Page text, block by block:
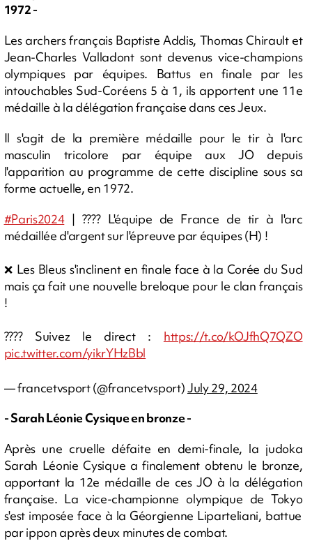
1972 -
Les archers français Baptiste Addis, Thomas Chirault et
Jean-Charles Valladont sont devenus vice-champions
olympiques par équipes. Battus en finale par les
intouchables Sud-Coréens 5 à 1, ils apportent une 11e
médaille à la délégation française dans ces Jeux.
Il s'agit de la première médaille pour le tir à l'arc
masculin tricolore par équipe aux JO depuis
l'apparition au programme de cette discipline sous sa
forme actuelle, en 1972.
#Paris2024| ???? L'équipe de France de tir à l'arc
médaillée d'argent sur l'épreuve par équipes (H) !
❌ Les Bleus s'inclinent en finale face à la Corée du Sud
mais ça fait une nouvelle breloque pour le clan français
!
???? Suivez le direct : https://t.co/kOJfhQ7QZO
pic.twitter.com/yikrYHzBbl
— francetvsport (@francetvsport)July 29, 2024
- Sarah Léonie Cysique en bronze -
Après une cruelle défaite en demi-finale, la judoka
Sarah Léonie Cysique a finalement obtenu le bronze,
apportant la 12e médaille de ces JO à la délégation
française. La vice-championne olympique de Tokyo
s'est imposée face à la Géorgienne Liparteliani, battue
par ippon après deux minutes de combat.